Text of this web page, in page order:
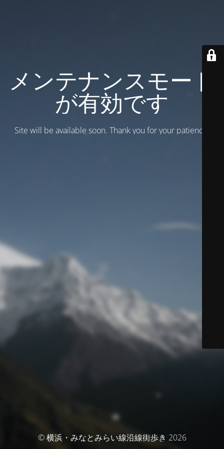
メンテナンスモード
が有効です
Site will be available soon. Thank you for your patience!
© 横浜・みなとみらい線沿線街歩き 2026